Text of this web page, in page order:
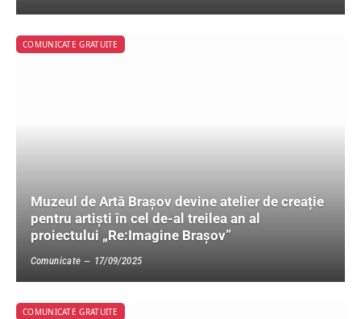
COMUNICATE GRATUITE
Muzeul de Artă Brașov devine atelier de creație
pentru artiști în cel de-al treilea an al
proiectului „Re:Imagine Brașov”
Comunicate 17/09/2025
COMUNICATE GRATUITE